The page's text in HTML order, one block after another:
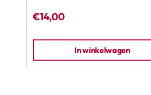
€14,00
In winkelwagen